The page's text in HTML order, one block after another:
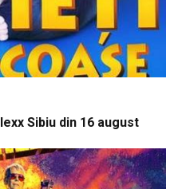
Sibiu din 16 august